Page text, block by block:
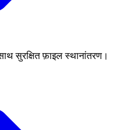
सुरक्षित फ़ाइल स्थानांतरण।